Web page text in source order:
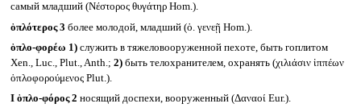
самый младший (Νέστορος θυγάτηρ Hom.).
ὁπλότερος 3 более молодой, младший (ὁ. γενεῇ Hom.).
ὁπλο-φορέω 1)служить в тяжеловооруженной пехоте, быть гоплитом
Xen., Luc., Plut., Anth.; 2)быть телохранителем, охранять (χιλιάσιν ἱππέων
ὁπλοφορούμενος Plut.).
I ὁπλο-φόρος 2 носящий доспехи, вооруженный (Δαναοί Eur.).